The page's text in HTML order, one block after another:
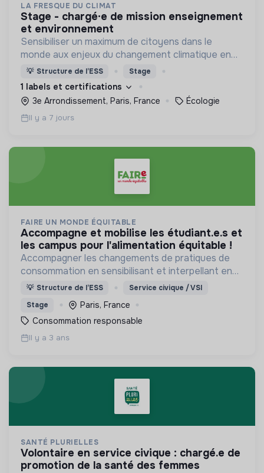
LA FRESQUE DU CLIMAT
stage - chargé·e de mission enseignement
et environnement
Sensibiliser un maximum de citoyens dans le
monde aux enjeux du changement climatique en
faisant grandir la communauté des fresqueur.e.s
(aka les supers animateurs de la Fresque du
Climat).
💡 Structure de l’ESS Stage
1 labels et certifications
3e Arrondissement, Paris, France
Écologie
Il y a 7 jours
FAIRE UN MONDE ÉQUITABLE
accompagne et mobilise les étudiant.e.s et
les campus pour l'alimentation équitable !
Accompagner les changements de pratiques de
consommation en sensibilisant et interpellant en
France
💡 Structure de l’ESS
Service civique / VSI
Stage
Paris, France
Consommation responsable
Il y a 3 ans
SANTÉ PLURIELLES
volontaire en service civique : chargé.e de
promotion de la santé des femmes